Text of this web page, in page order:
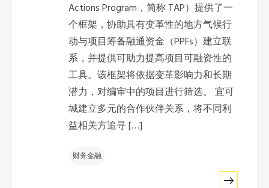
Actions Program，简称 TAP）提供了一
个框架，协助具有变革性的地方气候行
动与项目筹备融通资金（PPFs）建立联
系，并提供可助力提高项目可融资性的
工具。该框架将依据变革影响力和长期
潜力，对编审中的项目进行筛选。 宜可
城建立多元的合作伙伴关系，将不同利
益相关方追寻 […]
财务金融